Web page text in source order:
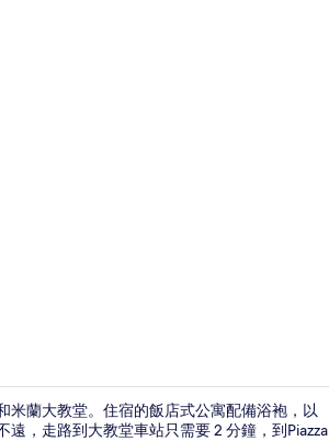
米蘭大教堂。住宿的飯店式公寓配備浴袍，以
，走路到大教堂車站只需要 2 分鐘，到Piazza